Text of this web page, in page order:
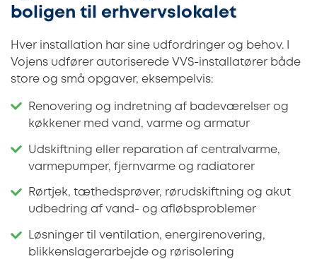
boligen til erhvervslokalet
Hver installation har sine udfordringer og behov. I
Vojens udfører autoriserede VVS-installatører både
store og små opgaver, eksempelvis:
Renovering og indretning af badeværelser og
køkkener med vand, varme og armatur
Udskiftning eller reparation af centralvarme,
varmepumper, fjernvarme og radiatorer
Rørtjek, tæthedsprøver, rørudskiftning og akut
udbedring af vand- og afløbsproblemer
Løsninger til ventilation, energirenovering,
blikkenslagerarbejde og rørisolering